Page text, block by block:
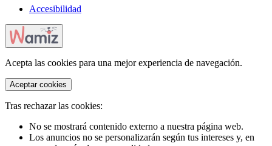
Accesibilidad
Acepta las cookies para una mejor experiencia de navegación.
Aceptar cookies
Tras rechazar las cookies:
No se mostrará contenido externo a nuestra página web.
Los anuncios no se personalizarán según tus intereses y, en